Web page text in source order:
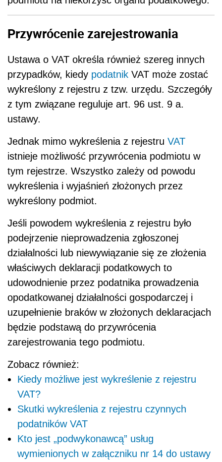
Przywrócenie zarejestrowania
Ustawa o VAT określa również szereg innych
przypadków, kiedy podatnik VAT może zostać
wykreślony z rejestru z tzw. urzędu. Szczegóły
z tym związane reguluje art. 96 ust. 9 a.
ustawy.
Jednak mimo wykreślenia z rejestru VAT
istnieje możliwość przywrócenia podmiotu w
tym rejestrze. Wszystko zależy od powodu
wykreślenia i wyjaśnień złożonych przez
wykreślony podmiot.
Jeśli powodem wykreślenia z rejestru było
podejrzenie nieprowadzenia zgłoszonej
działalności lub niewywiązanie się ze złożenia
właściwych deklaracji podatkowych to
udowodnienie przez podatnika prowadzenia
opodatkowanej działalności gospodarczej i
uzupełnienie braków w złożonych deklaracjach
będzie podstawą do przywrócenia
zarejestrowania tego podmiotu.
Zobacz również:
Kiedy możliwe jest wykreślenie z rejestru
VAT?
Skutki wykreślenia z rejestru czynnych
podatników VAT
Kto jest „podwykonawcą” usług
wymienionych w załączniku nr 14 do ustawy